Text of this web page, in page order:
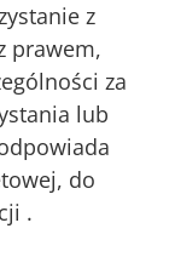
z
prawem,
za
lub
do
.